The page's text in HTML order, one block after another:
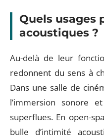
Quels usages
acoustiques ?
Au-delà de leur
redonnent du sens à
Dans une salle de
l’immersion sonore
superflues. En open-
bulle d’intimité